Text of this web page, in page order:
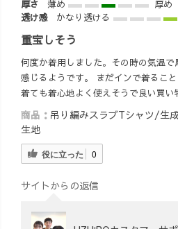
厚さ
薄め
厚め
透け感
かなり透ける
重宝しそう
何度か着用しました。その時の気温
感じるようです。 まだインで着るこ
着ても着心地よく使えそうで良い買い
商品： 吊り編みスラブTシャツ/生
生地
役に立った 0
サイトからの返信